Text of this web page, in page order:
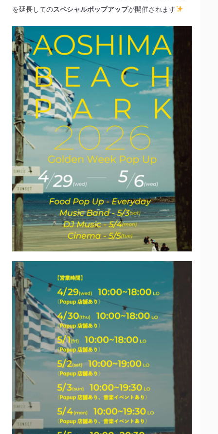
を延長してのスペシャルポップアップが開催されます